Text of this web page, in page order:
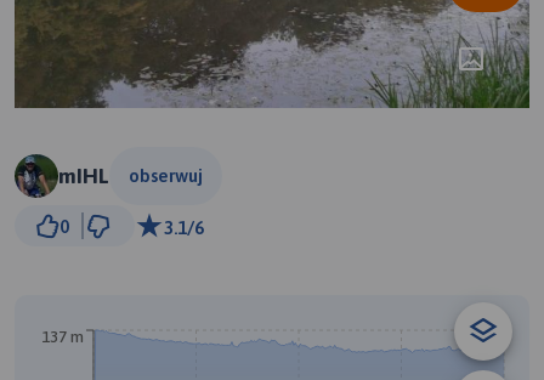
mIHL obserwuj
0 3.1/6
137 m